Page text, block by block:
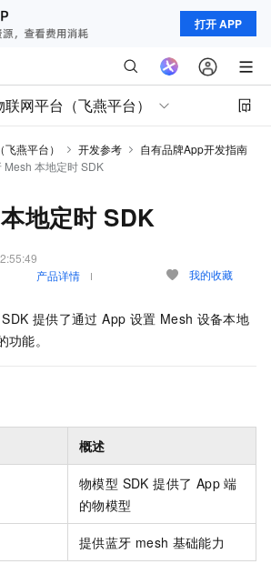
打开 APP
网平台（飞燕平台）
燕平台） 开发参考
自有品牌App开发指南
Mesh 本地定时 SDK
地定时 SDK
产品详情 我的收藏
提供了通过 App 设置 Mesh 设备本地
能。
概述
物模型 SDK 提供了 App 端
的物模型
提供蓝牙 mesh 基础能力